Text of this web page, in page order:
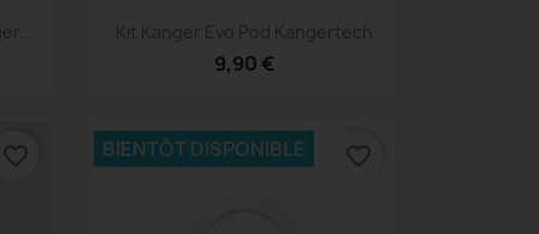
Aperçu rapide
Kit Kanger Evo Pod Kangertech
9,90 €
favorite_border BIENTÔT DISPONIBLE favorite_border